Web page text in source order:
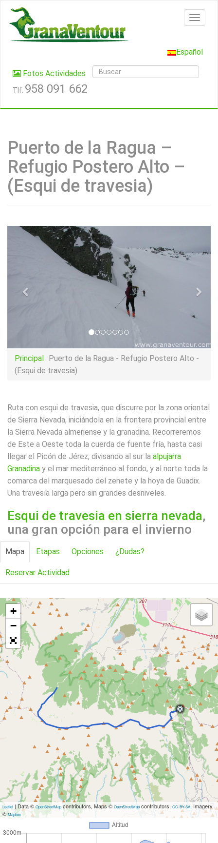
Español
Fotos Actividades
Tlf. 958 091 662
Puerto de la Ragua –
Refugio Postero Alto –
(Esqui de travesia)
Principal
Puerto de la Ragua - Refugio Postero Alto -
(Esqui de travesia)
Ruta con esqui de travesia, que discurre por la zona oriental
de Sierra Nevada, iniciándola en la frontera provincial entre
la Sierra Nevada almeriense y la granadina. Recorreremos
de Este a Oeste toda la cuerda de fuente fría, hasta casi
llegar el Picón de Jérez, divisando al sur la alpujarra
Granadina y el mar mediterráneo al fondo, y al norte toda la
comarca del marquesado del zenete y la hoya de Guadix.
Una travesía larga pero sin grandes desniveles.
Esqui de travesia en sierra nevada,
una gran opción para el invierno
Mapa Etapas Opciones ¿Dudas?
Reservar Actividad
+
−
Leaflet | Data © OpenStreetMapcontributors, Maps © OpenStreetMapcontributors, CC-BY-SA, Imagery
©Mapbox